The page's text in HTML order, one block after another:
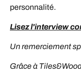
personnalité.
Lisez l'interview
Un remerciement
Grâce à